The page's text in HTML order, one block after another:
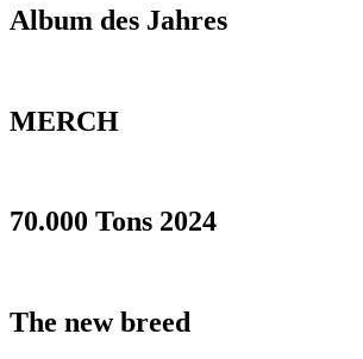
Album des Jahres
MERCH
70.000 Tons 2024
The new breed